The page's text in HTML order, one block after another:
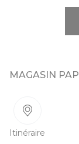
MAGASIN
Itinéraire